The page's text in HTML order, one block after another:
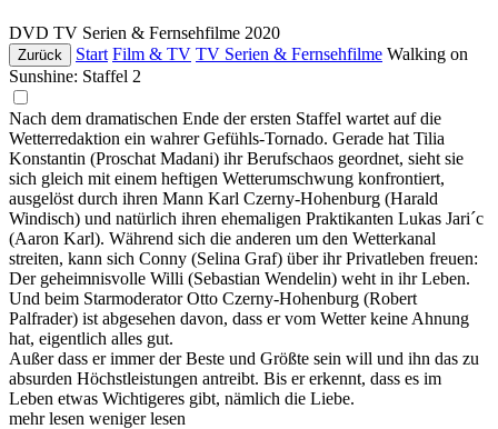
DVD TV Serien & Fernsehfilme 2020
Zurück Start Film & TV TV Serien & Fernsehfilme Walking on
Sunshine: Staffel 2
Nach dem dramatischen Ende der ersten Staffel wartet auf die
Wetterredaktion ein wahrer Gefühls-Tornado. Gerade hat Tilia
Konstantin (Proschat Madani) ihr Berufschaos geordnet, sieht sie
sich gleich mit einem heftigen Wetterumschwung konfrontiert,
ausgelöst durch ihren Mann Karl Czerny-Hohenburg (Harald
Windisch) und natürlich ihren ehemaligen Praktikanten Lukas Jari´c
(Aaron Karl). Während sich die anderen um den Wetterkanal
streiten, kann sich Conny (Selina Graf) über ihr Privatleben freuen:
Der geheimnisvolle Willi (Sebastian Wendelin) weht in ihr Leben.
Und beim Starmoderator Otto Czerny-Hohenburg (Robert
Palfrader) ist abgesehen davon, dass er vom Wetter keine Ahnung
hat, eigentlich alles gut.
Außer dass er immer der Beste und Größte sein will und ihn das zu
absurden Höchstleistungen antreibt. Bis er erkennt, dass es im
Leben etwas Wichtigeres gibt, nämlich die Liebe.
mehr lesen weniger lesen